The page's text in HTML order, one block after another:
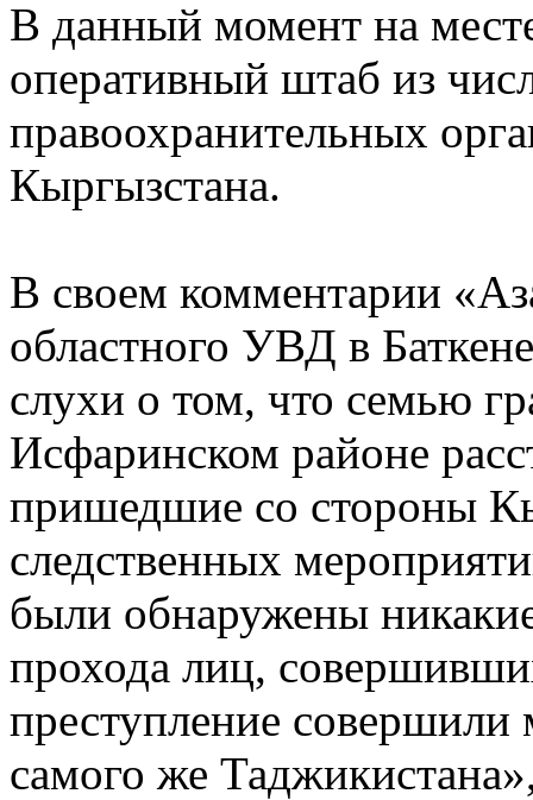
В данный момент на
оперативный штаб из
правоохранительных
Кыргызстана.
В своем комментарии
областного УВД в
слухи о том, что семью
Исфаринском районе
пришедшие со стороны
следственных
были обнаружены
прохода лиц,
преступление совершили
самого же